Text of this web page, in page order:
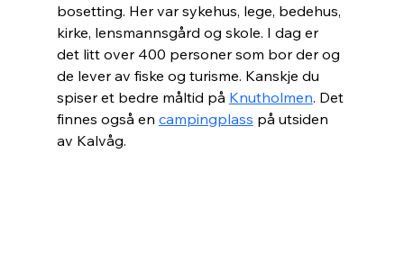
bosetting. Her var sykehus, lege, bedehus,
kirke, lensmannsgård og skole. I dag er
det litt over 400 personer som bor der og
de lever av fiske og turisme. Kanskje du
spiser et bedre måltid på Knutholmen. Det
finnes også en campingplass på utsiden
av Kalvåg.